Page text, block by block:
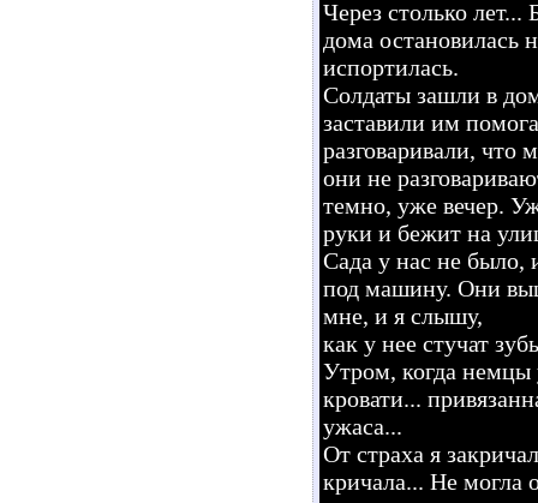
Через столько
дома остановилась
испортилась.
Солдаты зашли в
заставили им
разговаривали, что
они не
темно, уже вечер.
руки и бежит на
Сада у нас не было,
под машину. Они
мне, и я слышу,
как у нее стучат
Утром, когда
кровати...
ужаса...
От страха я
кричала... Не могла